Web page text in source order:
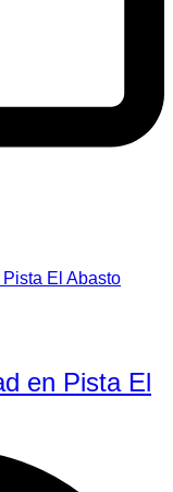
en Pista El